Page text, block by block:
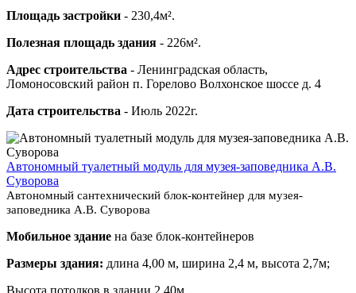
Площадь застройки - 230,4м².
Полезная площадь здания - 226м².
Адрес строительства - Ленинградская область,
Ломоносовский район п. Горелово Волхонское шоссе д. 4
Дата строительства - Июль 2022г.
Автономный туалетный модуль для музея-заповедника А.В.
Суворова
Автономный сантехнический блок-контейнер для музея-
заповедника А.В. Суворова
Мобильное здание на базе блок-контейнеров
Размеры здания: длина 4,00 м, ширина 2,4 м, высота 2,7м;
Высота потолков в здании 2,40м